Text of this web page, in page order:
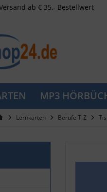
ab € 35,- Bestellwert
MP3
Lernkarten Berufe T-Z